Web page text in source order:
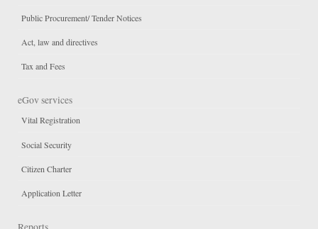
Public Procurement/ Tender Notices
Act, law and directives
Tax and Fees
eGov services
Vital Registration
Social Security
Citizen Charter
Application Letter